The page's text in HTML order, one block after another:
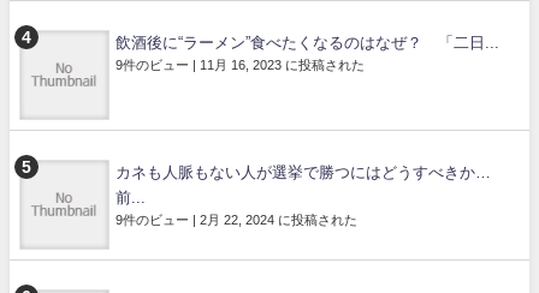
飲酒後に“ラーメン”食べたくなるのはなぜ？ 「二日...
9件のビュー 11月 16, 2023 に投稿された
カネも人脈もない人が選挙で勝つにはどうすべきか…
前...
9件のビュー 2月 22, 2024 に投稿された